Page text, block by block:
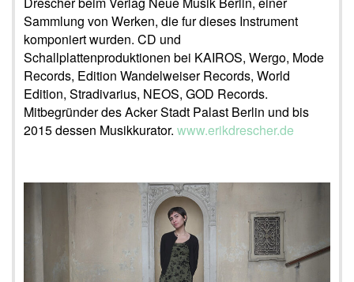
Sammlung von Werken, die fur dieses Instrument
komponiert wurden. CD und
Schallplattenproduktionen bei KAIROS, Wergo, Mode
Records, Edition Wandelweiser Records, World
Edition, Stradivarius, NEOS, GOD Records.
Mitbegründer des Acker Stadt Palast Berlin und bis
2015 dessen Musikkurator. www.erikdrescher.de